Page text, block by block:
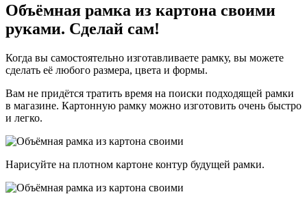
Объёмная рамка из картона своими
руками. Сделай сам!
Когда вы самостоятельно изготавливаете рамку, вы можете
сделать её любого размера, цвета и формы.
Вам не придётся тратить время на поиски подходящей рамки
в магазине. Картонную рамку можно изготовить очень быстро
и легко.
Нарисуйте на плотном картоне контур будущей рамки.